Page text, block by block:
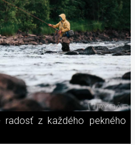
radosť z každého pekného